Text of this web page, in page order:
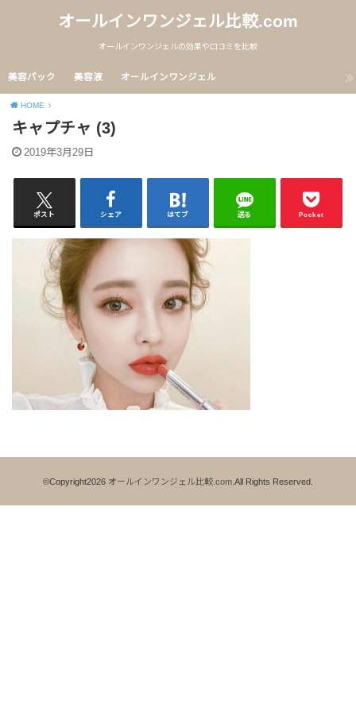
オールインワンジェル比較.com
オールインワンジェルの効果や口コミを比較
美容パック 美容液 オールインワンジェル
HOME
キャプチャ (3)
2019年3月29日
ポスト シェア はてブ 送る Pocket
©Copyright2026 オールインワンジェル比較.com.All Rights Reserved.